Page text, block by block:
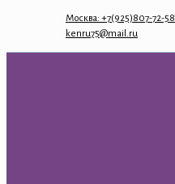
Москва: +7(925)807-72-58
kenru75@mail.ru